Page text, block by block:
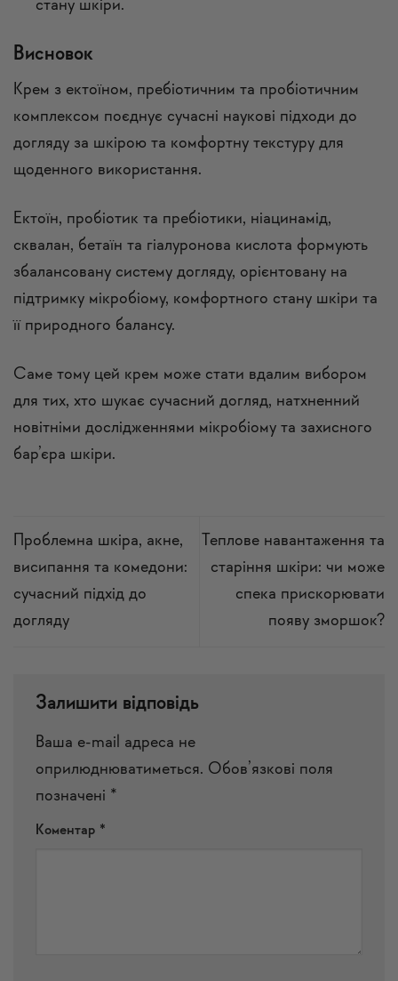
стану шкіри.
Висновок
Крем з ектоїном, пребіотичним та пробіотичним
комплексом поєднує сучасні наукові підходи до
догляду за шкірою та комфортну текстуру для
щоденного використання.
Ектоїн, пробіотик та пребіотики, ніацинамід,
сквалан, бетаїн та гіалуронова кислота формують
збалансовану систему догляду, орієнтовану на
підтримку мікробіому, комфортного стану шкіри та
її природного балансу.
Саме тому цей крем може стати вдалим вибором
для тих, хто шукає сучасний догляд, натхненний
новітніми дослідженнями мікробіому та захисного
бар’єра шкіри.
Проблемна шкіра, акне,
висипання та комедони:
сучасний підхід до
догляду
Теплове навантаження та
старіння шкіри: чи може
спека прискорювати
появу зморшок?
Залишити відповідь
Ваша e-mail адреса не
оприлюднюватиметься. Обов’язкові поля
позначені *
Коментар *